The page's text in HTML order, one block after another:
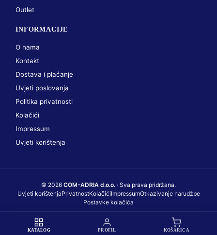
BRUS RUČNI V-30 CRVENI
DODAJ
Outlet
INFORMACIJE
O nama
Kontakt
Dostava i plaćanje
Uvjeti poslovanja
Politika privatnosti
Kolačići
Impressum
Uvjeti korištenja
© 2026 COM-ADRIA d.o.o. · Sva prava pridržana.
Uvjeti korištenjaPrivatnostKolačićiImpressumOtkazivanje narudžbe
Postavke kolačića
Web dizajn i održavanje KLIKOTEKA d.o.o.
KATALOG PROFIL KOŠARICA